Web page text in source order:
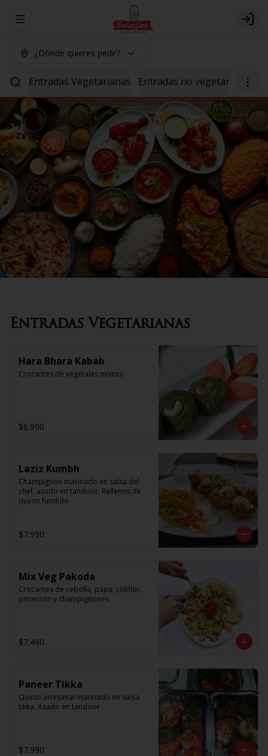
Abrir menu de navegación Login
¿Dónde quieres pedir?
Entradas Vegetarianas Entradas no vegetarianas
Entradas Vegetarianas
Hara Bhara Kabab
Crocantes de vegetales mixtos
$6.990
Laziz Kumbh
Champignon marinado en salsa del
chef, asado en tandoor. Rellenos de
queso fundido
$7.990
Mix Veg Pakoda
Crocantes de cebolla, papa, coliflor,
pimentón y champignones
$7.490
Paneer Tikka
Queso artesanal marinado en salsa
tikka. Asado en tandoor
$7.990